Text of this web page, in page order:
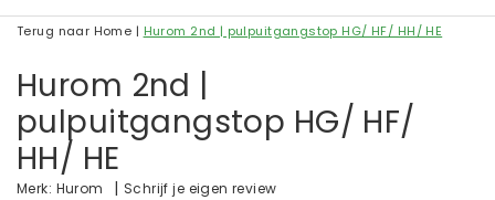
Terug naar Home | Hurom 2nd | pulpuitgangstop HG/ HF/ HH/ HE
Hurom 2nd |
pulpuitgangstop HG/ HF/
HH/ HE
Merk: Hurom | Schrijf je eigen review